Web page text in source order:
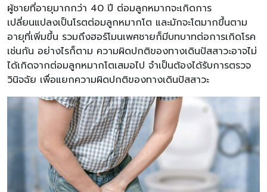
ผู้ชายที่อายุมากกว่า 40 ปี ต่อมลูกหมากจะเกิดการ
เปลี่ยนแปลงเป็นโรตต่อมลูกหมากโต และมักจะโตมากขึ้นตาม
อายุที่เพิ่มขึ้น รวมถึงฮอร์โมนเพศชายก็มีบทบาทต่อการเกิดโรค
เช่นกัน อย่างไรก็ตาม ความผิดปกติของทางเดินปัสสาวะอาจไม่
ได้เกิดจากต่อมลูกหมากโตเสมอไป จำเป็นต้องได้รับการตรวจ
วินิจฉัย เพื่อแยกความผิดปกติของทางเดินปัสสาวะ